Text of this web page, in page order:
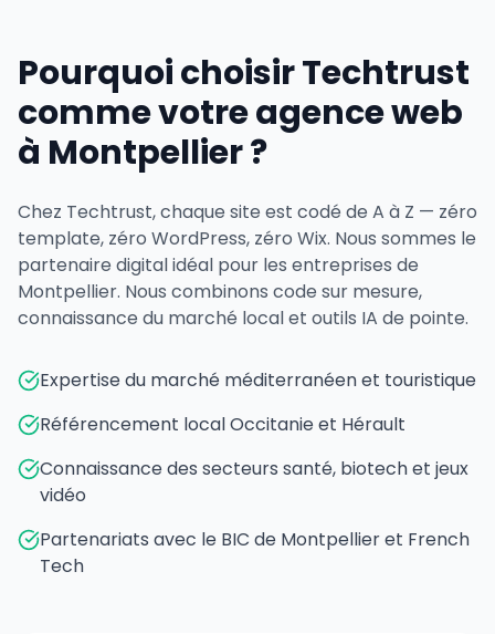
Pourquoi choisir Techtrust
comme votre agence web
à Montpellier ?
Chez Techtrust, chaque site est codé de A à Z — zéro
template, zéro WordPress, zéro Wix. Nous sommes le
partenaire digital idéal pour les entreprises de
Montpellier. Nous combinons code sur mesure,
connaissance du marché local et outils IA de pointe.
Expertise du marché méditerranéen et touristique
Référencement local Occitanie et Hérault
Connaissance des secteurs santé, biotech et jeux
vidéo
Partenariats avec le BIC de Montpellier et French
Tech